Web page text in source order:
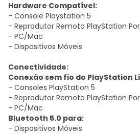
Hardware Compatível:
- Console Playstation 5
- Reprodutor Remoto PlayStation
- PC/Mac
- Dispositivos Móveis
Conectividade:
Conexão sem fio do PlayStation
- Consoles PlayStation 5
- Reprodutor Remoto PlayStation
- PC/Mac
Bluetooth 5.0 para:
- Dispositivos Móveis